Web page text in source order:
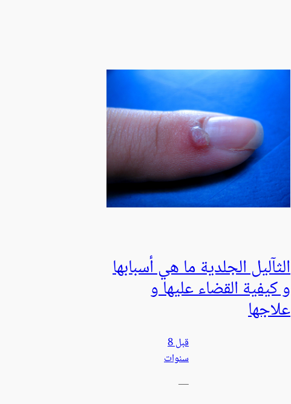
الثآليل الجلدية ما هي أسبابها
و كيفية القضاء عليها و
علاجها
قبل 8
سنوات
—